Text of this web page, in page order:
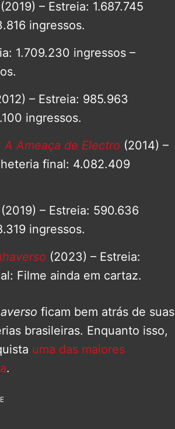
(2019) – Estreia: 1.687.745
ingressos.
1.709.230 ingressos –
– Estreia: 985.963
ingressos.
Ameaça de Electro (2014) –
final: 4.082.409
(2019) – Estreia: 590.636
ingressos.
(2023) – Estreia:
Filme ainda em cartaz.
ficam bem atrás de suas
brasileiras. Enquanto isso,
uma das maiores
.